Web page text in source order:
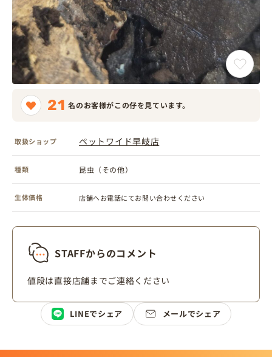
21 名のお客様がこの仔を見ています。
取扱ショップ ペットワイド早岐店
種類 昆虫（その他）
生体価格 店舗へお電話にてお問い合わせください
STAFFからのコメント
値段は直接店舗までご連絡ください
LINEでシェア メールでシェア